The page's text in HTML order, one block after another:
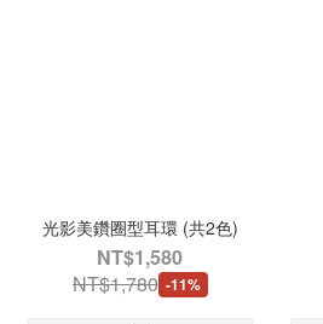
光影美鑽圈型耳環 (共2色)
NT$1,580
NT$1,780 -11%